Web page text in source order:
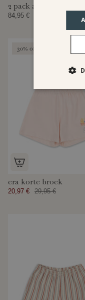
2 pack acty mama
84,95 €
30% off
era korte broek
20,97 € 29,95 €